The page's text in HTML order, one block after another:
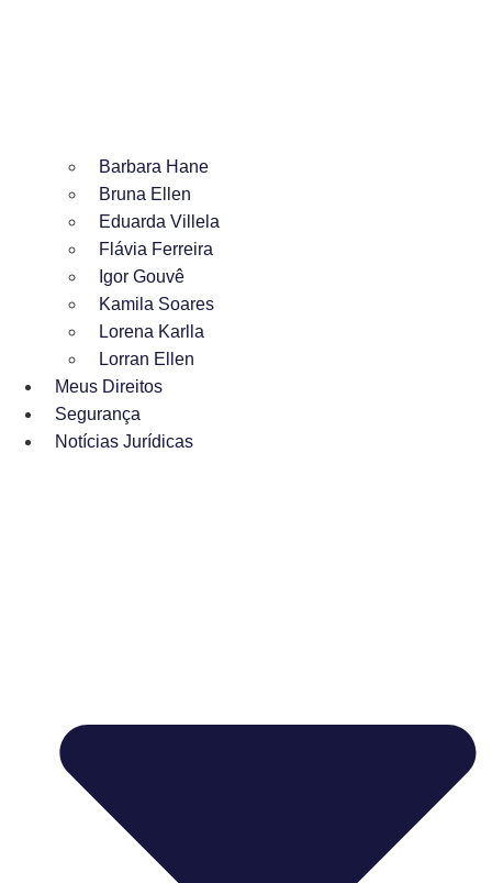
Barbara Hane
Bruna Ellen
Eduarda Villela
Flávia Ferreira
Igor Gouvê
Kamila Soares
Lorena Karlla
Lorran Ellen
Meus Direitos
Segurança
Notícias Jurídicas